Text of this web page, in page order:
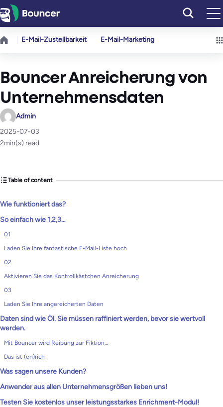
Zum
Inhalt
springen
E-Mail-Zustellbarkeit E-Mail-Marketing
Bouncer Anreicherung von
Unternehmensdaten
Admin
2025-07-03
2min(s) read
Table of content
Wie funktioniert das?
So einfach wie 1,2,3…
01
Laden Sie Ihre fantastische E-Mail-Liste hoch
02
Aktivieren Sie das Kontrollkästchen Anreicherung
03
Laden Sie Ihre angereicherten Daten
Daten sind wie Öl. Sie müssen raffiniert werden, bevor sie wertvoll
werden.
Mit Bouncer wird Reibung zur Fiktion…
Das ist (en)rich
Was sagen unsere Kunden?
Anwender aus allen Unternehmensgrößen lieben uns!
Testen Sie kostenlos unser leistungsstarkes Enrichment-Modul!